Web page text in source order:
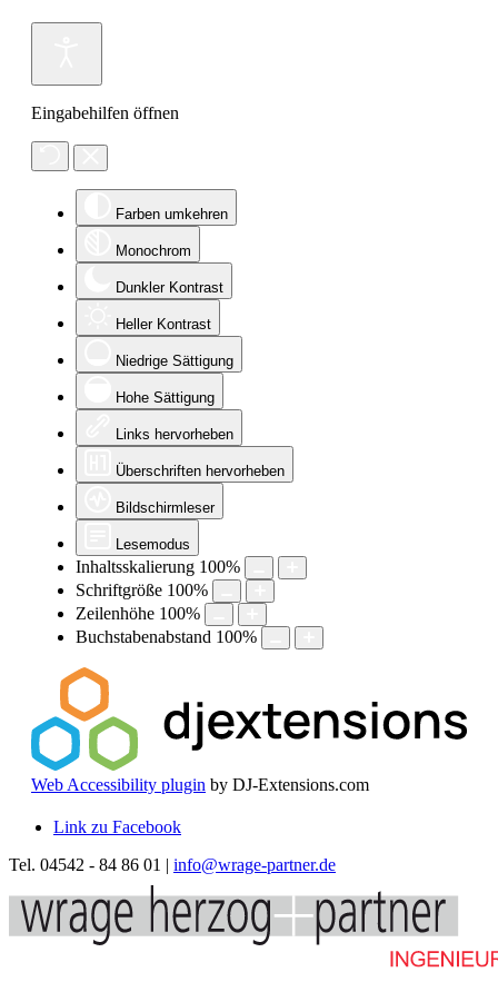
Eingabehilfen öffnen
Farben umkehren
Monochrom
Dunkler Kontrast
Heller Kontrast
Niedrige Sättigung
Hohe Sättigung
Links hervorheben
Überschriften hervorheben
Bildschirmleser
Lesemodus
Inhaltsskalierung 100%
Schriftgröße 100%
Zeilenhöhe 100%
Buchstabenabstand 100%
Web Accessibility plugin by DJ-Extensions.com
Link zu Facebook
Tel. 04542 - 84 86 01 | info@wrage-partner.de